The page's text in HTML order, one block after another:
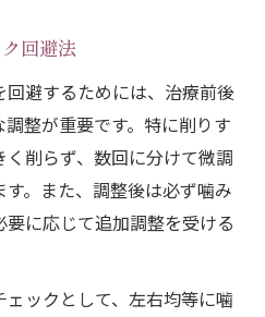
回避法
避するためには、治療前後
整が重要です。特に削りす
削らず、数回に分けて微調
。また、調整後は必ず噛み
に応じて追加調整を受ける
ックとして、左右均等に噛